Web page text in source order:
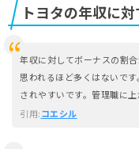
トヨタの年収に
年収に対してボーナスの割
思われるほど多くはないで
されやすいです。管理職に
引用:コエシル